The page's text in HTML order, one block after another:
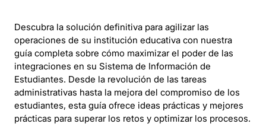
Descubra la solución definitiva para agilizar las
operaciones de su institución educativa con nuestra
guía completa sobre cómo maximizar el poder de las
integraciones en su Sistema de Información de
Estudiantes. Desde la revolución de las tareas
administrativas hasta la mejora del compromiso de los
estudiantes, esta guía ofrece ideas prácticas y mejores
prácticas para superar los retos y optimizar los procesos.